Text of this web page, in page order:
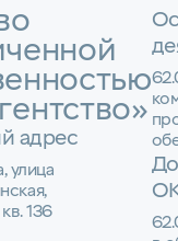
адрес
улица
136